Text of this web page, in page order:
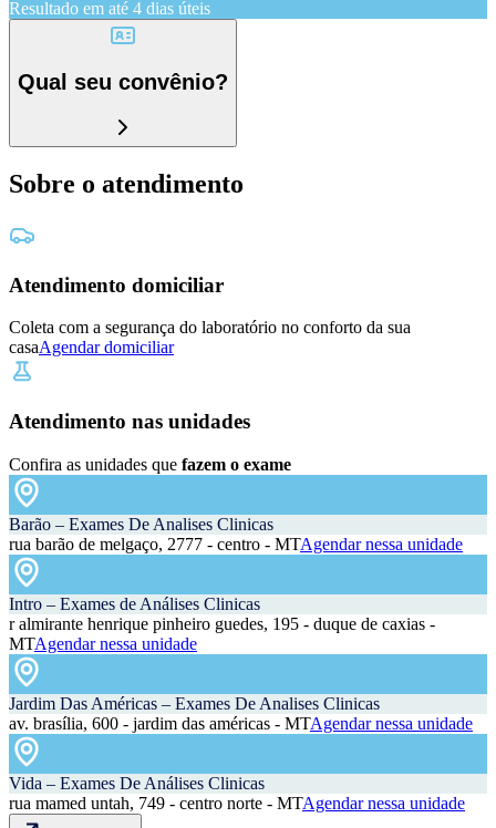
Resultado em até 4 dias úteis
Qual seu convênio?
Sobre o atendimento
Atendimento domiciliar
Coleta com a segurança do laboratório no conforto da sua
casaAgendar domiciliar
Atendimento nas unidades
Confira as unidades que fazem o exame
Barão – Exames De Analises Clinicas
rua barão de melgaço, 2777 - centro - MTAgendar nessa unidade
Intro – Exames de Análises Clinicas
r almirante henrique pinheiro guedes, 195 - duque de caxias -
MTAgendar nessa unidade
Jardim Das Américas – Exames De Analises Clinicas
av. brasília, 600 - jardim das américas - MTAgendar nessa unidade
Vida – Exames De Análises Clinicas
rua mamed untah, 749 - centro norte - MTAgendar nessa unidade